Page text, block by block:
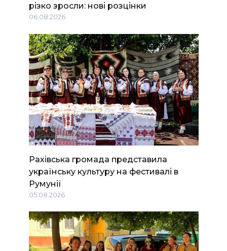
різко зросли: нові розцінки
06.08.2026
Рахівська громада представила
українську культуру на фестивалі в
Румунії
05.08.2026